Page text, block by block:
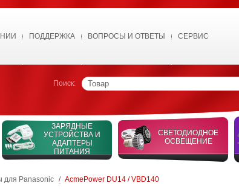
ПОДДЕРЖКА ВОПРОСЫ И ОТВЕТЫ СЕРВИС
Поиск:
ЗАРЯДНЫЕ
УСТРОЙСТВА И
АДАПТЕРЫ
ПИТАНИЯ
СВЕТОДИОДНОЕ
ОСВЕЩЕНИЕ
для Panasonic / AcmePower DU14 / VBD140